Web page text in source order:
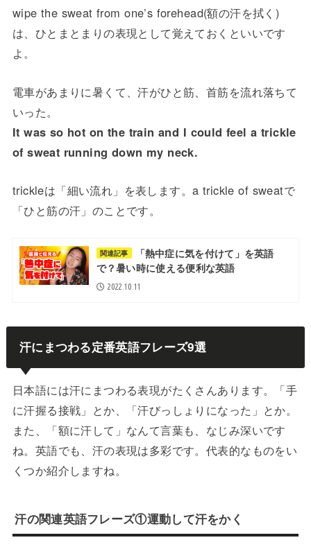
wipe the sweat from one’s forehead(額の汗を拭く)
は、ひとまとまりの表現として覚えておくといいです
よ。
電車があまりに暑くて、汗がひと筋、首筋を流れ落ちて
いった。
It was so hot on the train and I could feel a trickle
of sweat running down my neck.
trickleは「細い流れ」を表します。a trickle of sweatで
「ひと筋の汗」のことです。
関連記事
「熱中症に気を付けて」を英語
で？暑い時に使える便利な英語
2022.10.11
汗にまつわる定番英語フレーズ9選
日本語には汗にまつわる表現がたくさんあります。「手
に汗握る接戦」とか、「汗びっしょりになった」とか。
また、「額に汗して」なんて言葉も、なじみ深いです
ね。英語でも、汗の表現は多彩です。代表的なものをい
くつか紹介しますね。
汗の関連英語フレーズ①運動して汗をかく